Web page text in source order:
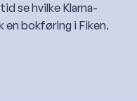
se hvilke Klarna-
en bokføring i Fiken.